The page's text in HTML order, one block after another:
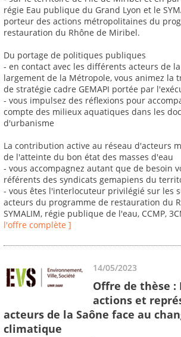
régie Eau publique du Grand Lyon et le
porteur des actions métropolitaines du
restauration du Rhône de Miribel.
Du portage de politiques publiques
- en contact avec les différents acteurs de
largement de la Métropole, vous animez la
de stratégie cadre GEMAPI portée par
- vous impulsez des réflexions pour
compte des milieux aquatiques dans les
d'urbanisme
La contribution active au réseau d'acteurs
de l'atteinte du bon état des masses d'eau
- vous accompagnez autant que de besoin
référents des syndicats gemapiens du
- vous êtes l'interlocuteur privilégié sur les
acteurs du programme de restauration du
SYMALIM, régie publique de l'eau, CCMP,
l'offre complète ]
14/05/2023
Offre de thèse :
actions et
acteurs de la Saône face au
climatique